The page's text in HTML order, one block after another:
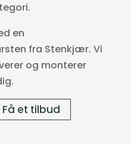
en
fra Stenkjær. Vi
og monterer
Få et tilbud